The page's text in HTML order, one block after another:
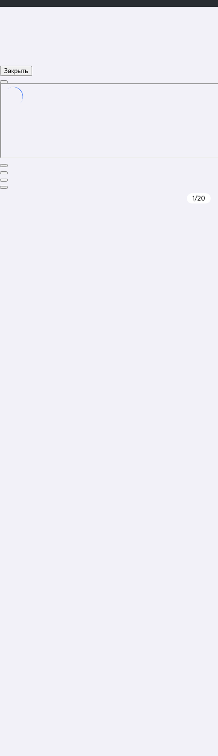
1/20
Закрыть